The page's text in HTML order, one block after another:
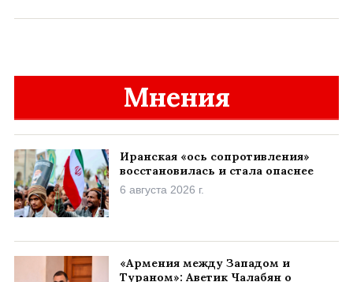
Мнения
Иранская «ось сопротивления»
восстановилась и стала опаснее
6 августа 2026 г.
«Армения между Западом и
Тураном»: Аветик Чалабян о